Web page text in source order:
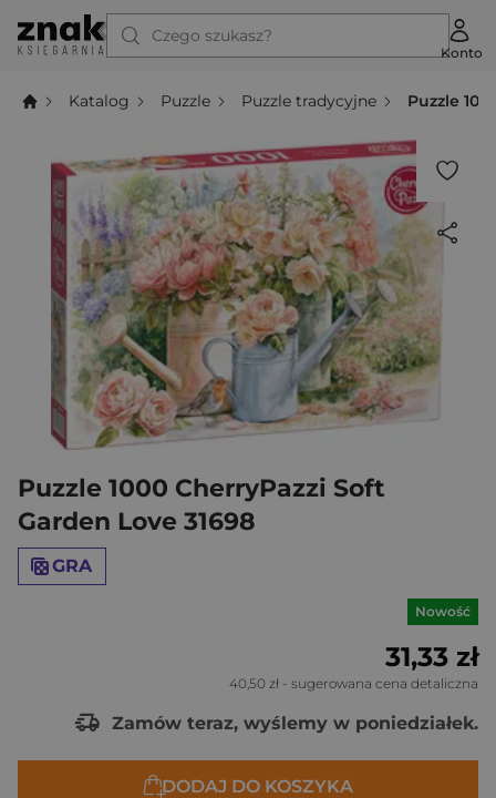
Czego szukasz?
Konto
Katalog Puzzle Puzzle tradycyjne Puzzle
Puzzle 1000 CherryPazzi Soft
Garden Love 31698
GRA
Nowość
31,33 zł
40,50 zł - sugerowana cena detaliczna
Zamów teraz, wyślemy w poniedziałek.
DODAJ DO KOSZYKA